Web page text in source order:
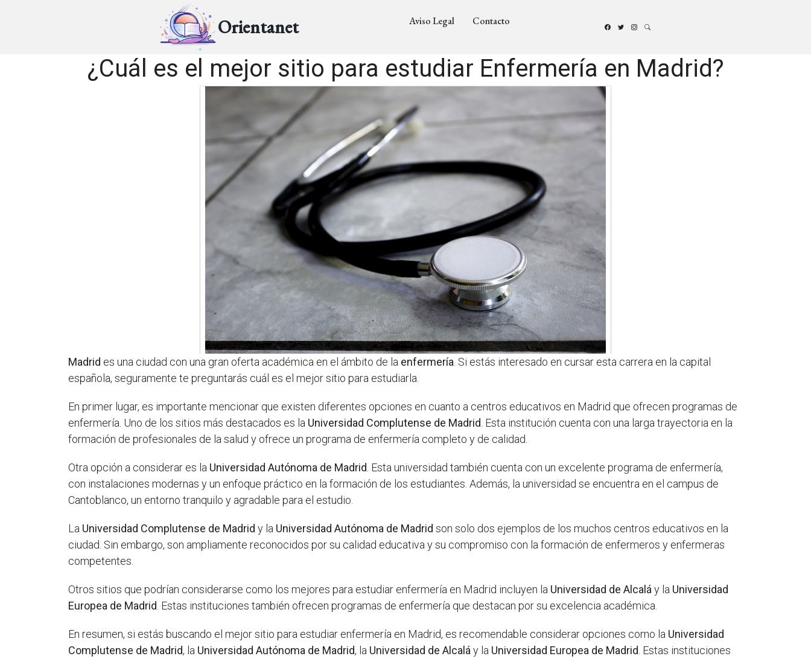
Orientanet Aviso Legal Contacto
¿Cuál es el mejor sitio para estudiar Enfermería en Madrid?
Madrid es una ciudad con una gran oferta académica en el ámbito de la enfermería . Si estás interesado en cursar esta carrera en la capital
española, seguramente te preguntarás cuál es el mejor sitio para estudiarla.
En primer lugar, es importante mencionar que existen diferentes opciones en cuanto a centros educativos en Madrid que ofrecen programas de
enfermería. Uno de los sitios más destacados es la Universidad Complutense de Madrid . Esta institución cuenta con una larga trayectoria en la
formación de profesionales de la salud y ofrece un programa de enfermería completo y de calidad.
Otra opción a considerar es la Universidad Autónoma de Madrid . Esta universidad también cuenta con un excelente programa de enfermería,
con instalaciones modernas y un enfoque práctico en la formación de los estudiantes. Además, la universidad se encuentra en el campus de
Cantoblanco, un entorno tranquilo y agradable para el estudio.
La Universidad Complutense de Madrid y la Universidad Autónoma de Madrid son solo dos ejemplos de los muchos centros educativos en la
ciudad. Sin embargo, son ampliamente reconocidos por su calidad educativa y su compromiso con la formación de enfermeros y enfermeras
competentes.
Otros sitios que podrían considerarse como los mejores para estudiar enfermería en Madrid incluyen la Universidad de Alcalá y la Universidad
Europea de Madrid . Estas instituciones también ofrecen programas de enfermería que destacan por su excelencia académica.
En resumen, si estás buscando el mejor sitio para estudiar enfermería en Madrid, es recomendable considerar opciones como la Universidad
Complutense de Madrid, la Universidad Autónoma de Madrid, la Universidad de Alcalá y la Universidad Europea de Madrid . Estas instituciones